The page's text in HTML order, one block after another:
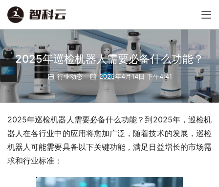
2025年巡检机器人需要必备什么功能？
行业动态 2025年4月14日 下午4:41
2025年巡检机器人需要必备什么功能？到2025年，巡检机
器人在各行业中的应用将愈加广泛，随着技术的发展，巡检
机器人可能需要具备以下关键功能，满足日益增长的市场需
求和行业标准：